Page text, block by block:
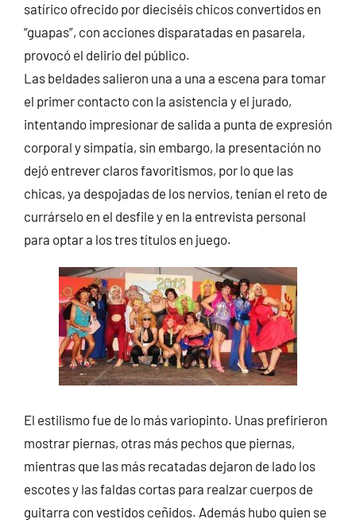
satírico ofrecido por dieciséis chicos convertidos en
“guapas”, con acciones disparatadas en pasarela,
provocó el delirio del público.
Las beldades salieron una a una a escena para tomar
el primer contacto con la asistencia y el jurado,
intentando impresionar de salida a punta de expresión
corporal y simpatía, sin embargo, la presentación no
dejó entrever claros favoritismos, por lo que las
chicas, ya despojadas de los nervios, tenían el reto de
currárselo en el desfile y en la entrevista personal
para optar a los tres títulos en juego.
El estilismo fue de lo más variopinto. Unas prefirieron
mostrar piernas, otras más pechos que piernas,
mientras que las más recatadas dejaron de lado los
escotes y las faldas cortas para realzar cuerpos de
guitarra con vestidos ceñidos. Además hubo quien se